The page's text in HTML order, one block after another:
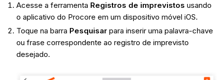
Acesse a ferramenta Registros de imprevistos usando
o aplicativo do Procore em um dispositivo móvel iOS.
Toque na barra Pesquisarpara inserir uma palavra-chave
ou frase correspondente ao registro de imprevisto
desejado.